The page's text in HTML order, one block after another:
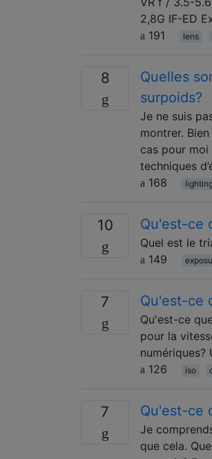
2,8G IF-ED
191
lens
8
Quelles
surpoids?
Je ne suis
montrer.
cas pour moi
techniques
168
10 Qu'est-ce
Quel est le
149
7 Qu'est-ce
Qu'est-ce
pour la
numériques?
126
iso
7 Qu'est-ce
Je
que cela.